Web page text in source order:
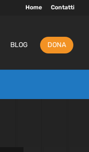
Home Contatti
BLOG DONA